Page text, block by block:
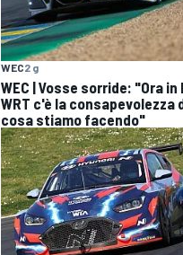
WEC2 g
WEC | Vosse sorride: "Ora in
WRT c'è la consapevolezza
cosa stiamo facendo"